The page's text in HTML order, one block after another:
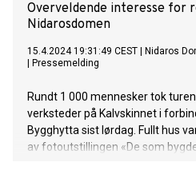
Overveldende interesse for
Nidarosdomen
15.4.2024 19:31:49 CEST
Nidaros
Pressemelding
Rundt 1 000 mennesker tok
verksteder på Kalvskinnet i
Bygghytta sist lørdag. Fullt hus
av fotoutstillingen «De som